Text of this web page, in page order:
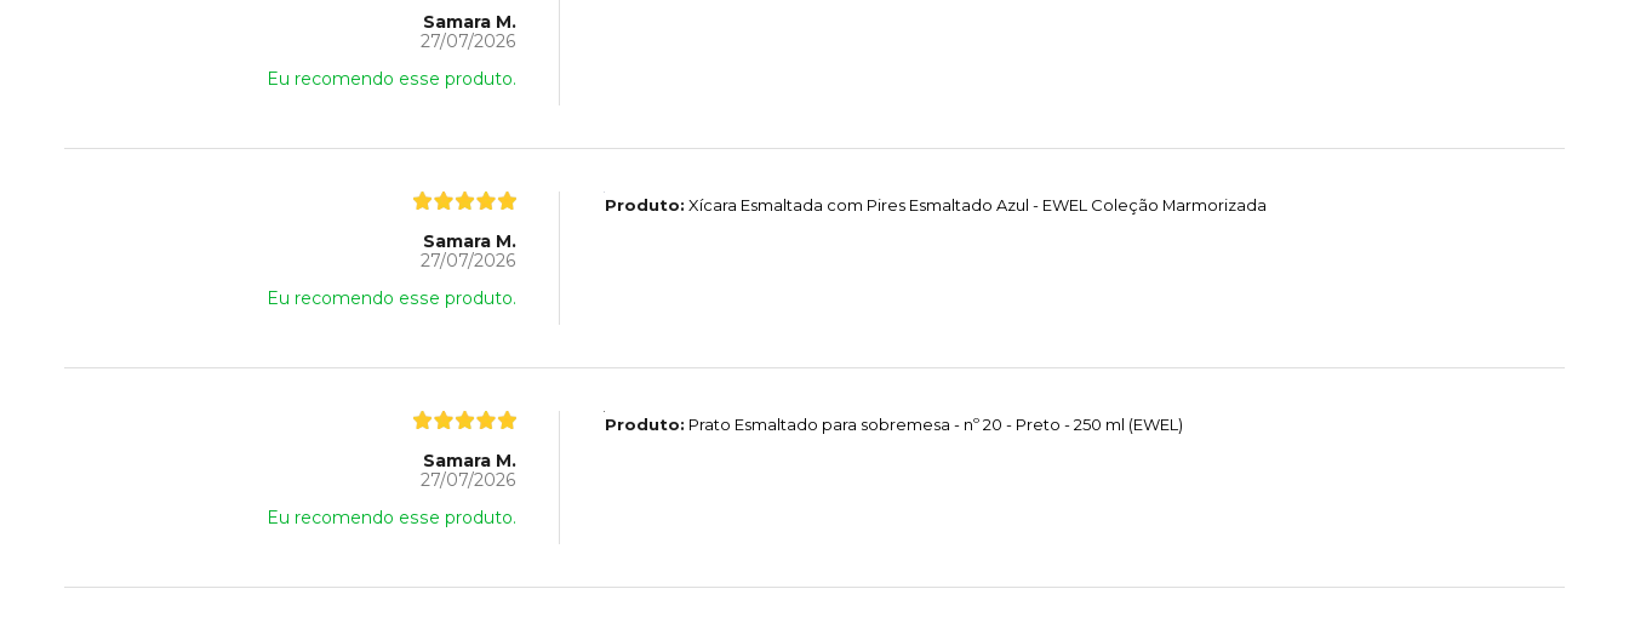
Samara M.
27/07/2026
Eu recomendo esse produto.
Samara M.
27/07/2026
Eu recomendo esse produto.
Produto: Xícara Esmaltada com Pires Esmaltado Azul - EWEL Coleção Marmorizada
Samara M.
27/07/2026
Eu recomendo esse produto.
Produto: Prato Esmaltado para sobremesa - nº 20 - Preto - 250 ml (EWEL)